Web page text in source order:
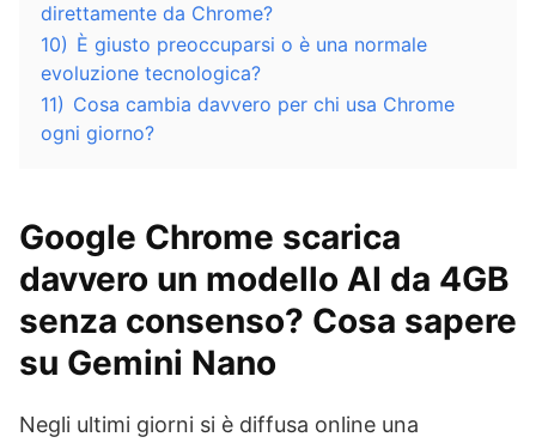
direttamente da Chrome?
10) È giusto preoccuparsi o è una normale
evoluzione tecnologica?
11) Cosa cambia davvero per chi usa Chrome
ogni giorno?
Google Chrome scarica
davvero un modello AI da 4GB
senza consenso? Cosa sapere
su Gemini Nano
Negli ultimi giorni si è diffusa online una